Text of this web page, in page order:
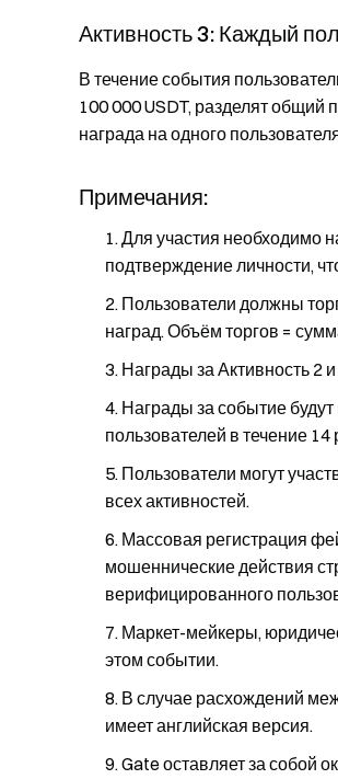
Активность 3: Каждый
В течение события
100 000 USDT, разделят
награда на одного
Примечания:
Для участия необходимо
подтверждение личности,
Пользователи должны
наград. Объём торгов =
Награды за Активность 2
Награды за событие
пользователей в течение
Пользователи могут
всех активностей.
Массовая регистрация
мошеннические действия
верифицированного
Маркет-мейкеры,
этом событии.
В случае расхождений
имеет английская версия.
Gate оставляет за собой